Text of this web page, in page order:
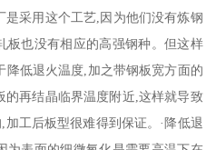
采用这个工艺,因为他们没有炼钢
板也没有相应的高强钢种。但这样
降低退火温度,加之带钢板宽方面的
再结晶临界温度附近,这样就导致
工后板型很难得到保证。·降低退